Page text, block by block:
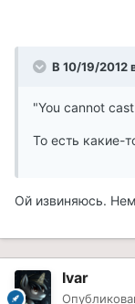
В 10/19/2012
"You cannot cast
То есть какие-
Ой извиняюсь.
Ivar